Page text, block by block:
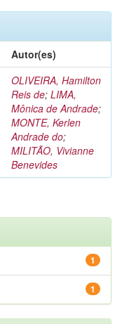
Autor(es)
OLIVEIRA, Hamilton
Reis de; LIMA,
Mônica de Andrade;
MONTE, Kerlen
Andrade do;
MILITÃO, Vivianne
Benevides
1
1